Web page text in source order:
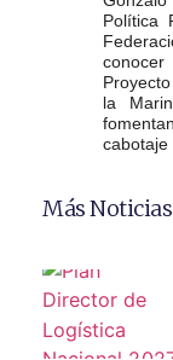
Política
la
cabotaje
Más Noticias